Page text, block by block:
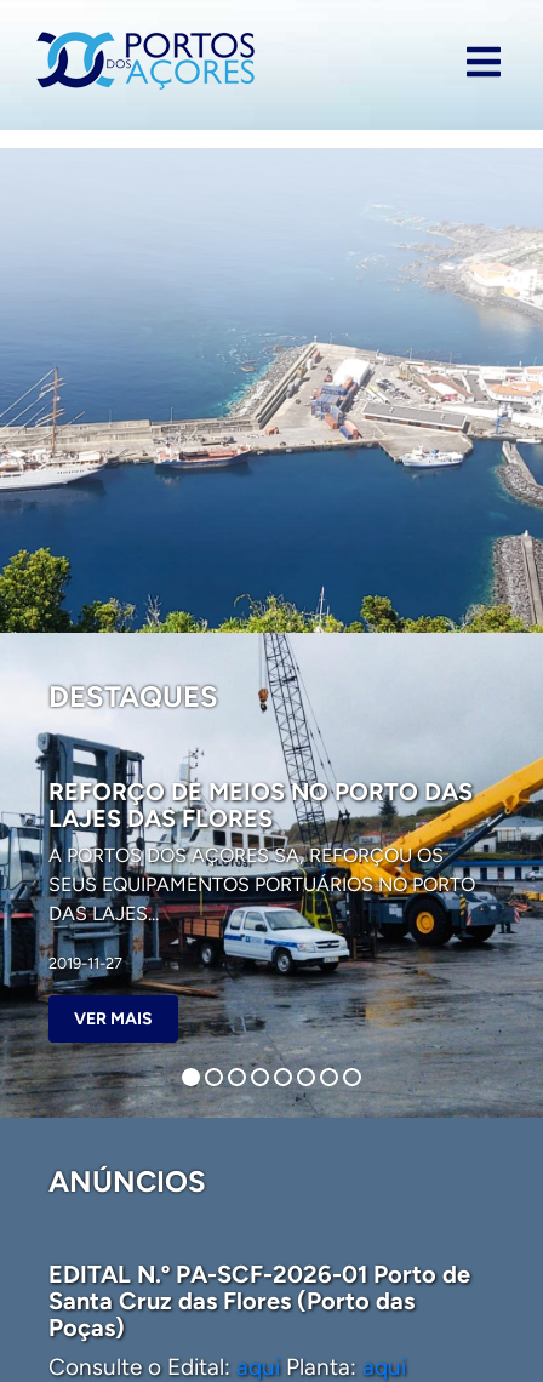
DESTAQUES
REFORÇO DE MEIOS NO PORTO DAS
LAJES DAS FLORES
A PORTOS DOS AÇORES SA, REFORÇOU OS
SEUS EQUIPAMENTOS PORTUÁRIOS NO PORTO
DAS LAJES...
2019-11-27
VER MAIS
ANÚNCIOS
EDITAL N.º PA-SCF-2026-01 Porto de
Santa Cruz das Flores (Porto das
Poças)
Consulte o Edital: aquiPlanta: aqui